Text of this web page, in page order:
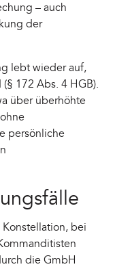
– auch
der
lebt wieder auf,
172 Abs. 4 HGB).
über überhöhte
persönliche
bei
die GmbH